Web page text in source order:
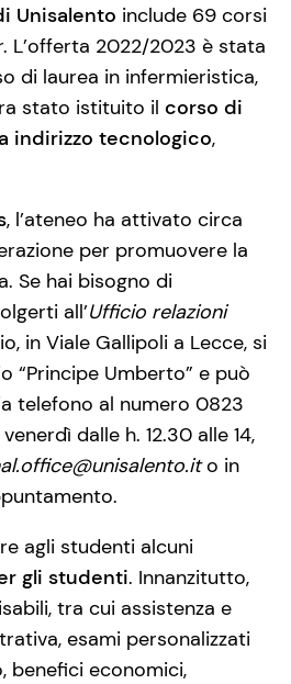
Unisalento include 69 corsi
L’offerta 2022/2023 è stata
di laurea in infermieristica,
stato istituito il corso di
indirizzo tecnologico,
, l’ateneo ha attivato circa
per promuovere la
Se hai bisogno di
all’Ufficio relazioni
in Viale Gallipoli a Lecce, si
“Principe Umberto” e può
telefono al numero 0823
dalle h. 12.30 alle 14,
o in
agli studenti alcuni
gli studenti. Innanzitutto,
tra cui assistenza e
esami personalizzati
benefici economici,